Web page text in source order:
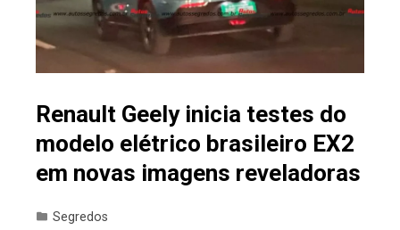
Renault Geely inicia testes do
modelo elétrico brasileiro EX2
em novas imagens reveladoras
Segredos